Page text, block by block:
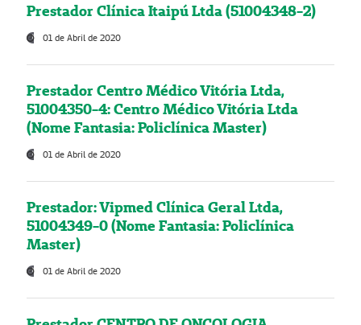
Prestador Clínica Itaipú Ltda (51004348-2)
01 de Abril de 2020
Prestador Centro Médico Vitória Ltda,
51004350-4: Centro Médico Vitória Ltda
(Nome Fantasia: Policlínica Master)
01 de Abril de 2020
Prestador: Vipmed Clínica Geral Ltda,
51004349-0 (Nome Fantasia: Policlínica
Master)
01 de Abril de 2020